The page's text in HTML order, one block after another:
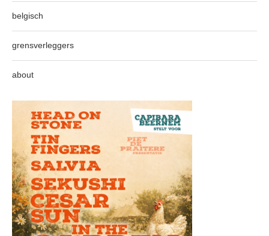
belgisch
grensverleggers
about